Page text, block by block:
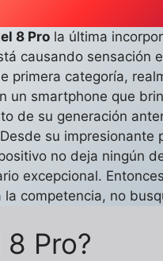
8 Pro la última
causando sensación
primera categoría,
un smartphone que
de su generación
su impresionante
no deja ningún
excepcional.
competencia, no
8 Pro?